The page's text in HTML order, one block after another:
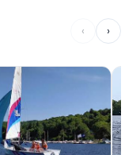
‹ ›